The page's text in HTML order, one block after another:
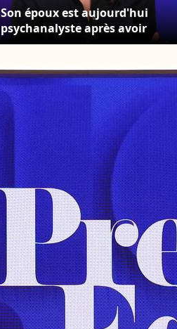
Son époux est aujourd'hui
psychanalyste après avoir
travaillé dans la
lors de la conférence de presse
de rentrée BFM TV. - RMC du
groupe Altice France à Paris,
France, le 31 août 2023. © Coadic
Guirec/Bestimage